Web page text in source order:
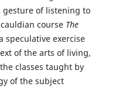
gesture of listening to
course The
speculative exercise
of the arts of living,
classes taught by
of the subject